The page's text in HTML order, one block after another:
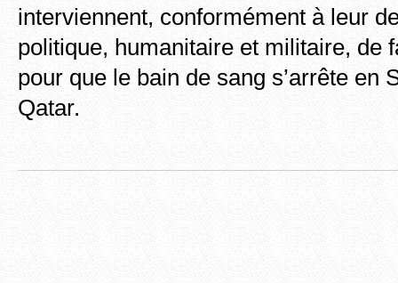
interviennent, conformément à leur
politique, humanitaire et militaire, de
pour que le bain de sang s’arrête en
Qatar.